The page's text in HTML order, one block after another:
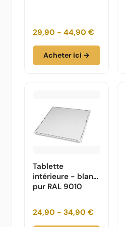
29,90 - 44,90 €
Acheter ici →
Tablette
intérieure - blanc
pur RAL 9010
24,90 - 34,90 €